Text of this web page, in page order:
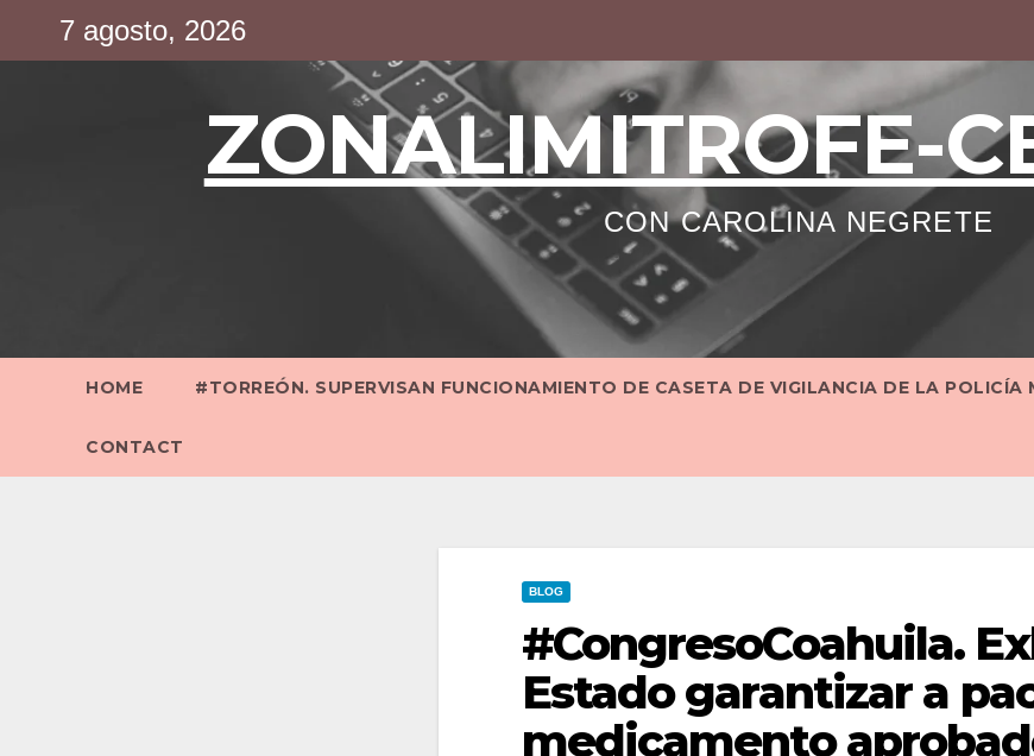
7 agosto, 2026
ZONALIMITROFE-
CON CAROLINA NEGRETE
HOME #TORREÓN. SUPERVISAN FUNCIONAMIENTO DE CASETA DE VIGILANCIA DE LA POLICÍA
CONTACT
BLOG
#CongresoCoahuila.
Estado garantizar a
medicamento